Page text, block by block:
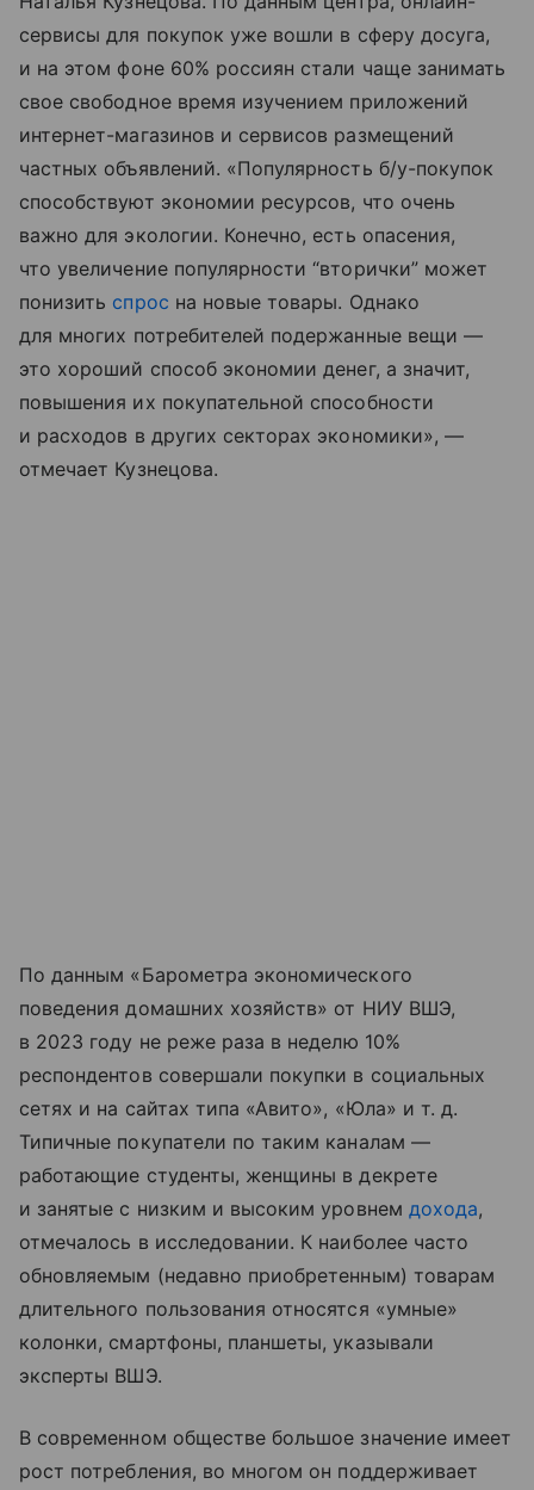
сервисы для покупок уже вошли в сферу досуга,
и на этом фоне 60% россиян стали чаще занимать
свое свободное время изучением приложений
интернет-магазинов и сервисов размещений
частных объявлений. «Популярность б/у-покупок
способствуют экономии ресурсов, что очень
важно для экологии. Конечно, есть опасения,
что увеличение популярности “вторички” может
понизить спрос на новые товары. Однако
для многих потребителей подержанные вещи —
это хороший способ экономии денег, а значит,
повышения их покупательной способности
и расходов в других секторах экономики», —
отмечает Кузнецова.
По данным «Барометра экономического
поведения домашних хозяйств» от НИУ ВШЭ,
в 2023 году не реже раза в неделю 10%
респондентов совершали покупки в социальных
сетях и на сайтах типа «Авито», «Юла» и т. д.
Типичные покупатели по таким каналам —
работающие студенты, женщины в декрете
и занятые с низким и высоким уровнем дохода,
отмечалось в исследовании. К наиболее часто
обновляемым (недавно приобретенным) товарам
длительного пользования относятся «умные»
колонки, смартфоны, планшеты, указывали
эксперты ВШЭ.
В современном обществе большое значение имеет
рост потребления, во многом он поддерживает